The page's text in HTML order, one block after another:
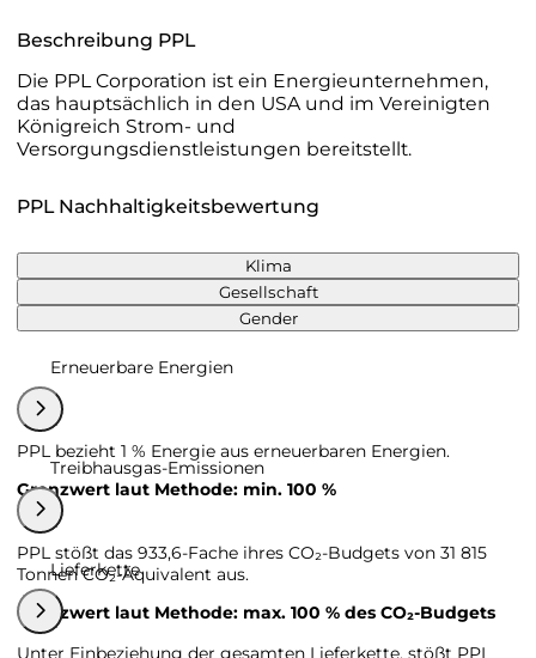
Beschreibung PPL
Die PPL Corporation ist ein Energieunternehmen,
das hauptsächlich in den USA und im Vereinigten
Königreich Strom- und
Versorgungsdienstleistungen bereitstellt.
PPL Nachhaltigkeitsbewertung
Klima
Gesellschaft
Gender
Erneuerbare Energien
PPL bezieht 1 % Energie aus erneuerbaren Energien.
Grenzwert laut Methode: min. 100 %
Treibhausgas-Emissionen
PPL stößt das 933,6-Fache ihres CO₂-Budgets von 31 815
Tonnen CO₂-Äquivalent aus.
Grenzwert laut Methode: max. 100 % des CO₂-Budgets
Lieferkette
Unter Einbeziehung der gesamten Lieferkette, stößt PPL